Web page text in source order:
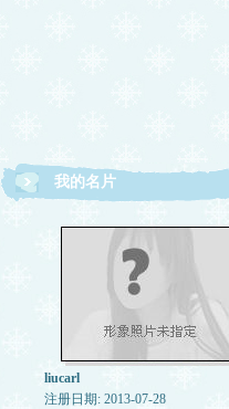
我的名片
liucarl
注册日期: 2013-07-28